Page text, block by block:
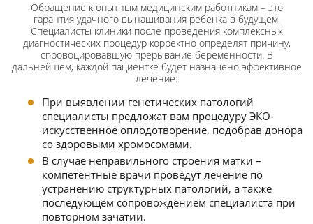
Обращение к опытным медицинским работникам – это
гарантия удачного вынашивания ребенка в будущем.
Специалисты клиники после проведения комплексных
диагностических процедур корректно определят причину,
спровоцировавшую прерывание беременности. В
дальнейшем, каждой пациентке будет назначено эффективное
лечение:
При выявлении генетических патологий
специалисты предложат вам процедуру ЭКО-
искусственное оплодотворение, подобрав донора
со здоровыми хромосомами.
В случае неправильного строения матки –
компетентные врачи проведут лечение по
устранению структурных патологий, а также
последующем сопровождением специалиста при
повторном зачатии.